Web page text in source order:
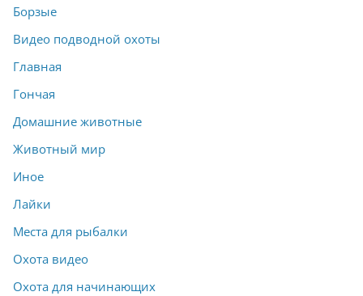
Борзые
Видео подводной охоты
Главная
Гончая
Домашние животные
Животный мир
Иное
Лайки
Места для рыбалки
Охота видео
Охота для начинающих